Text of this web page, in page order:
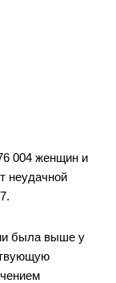
004 женщин и
неудачной
была выше у